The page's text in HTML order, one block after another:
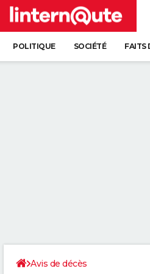
POLITIQUE SOCIÉTÉ FAITS
Avis de décès